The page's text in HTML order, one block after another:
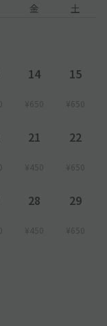
金 土
14
¥650
15
¥650
21
¥450
22
¥650
28
¥450
29
¥650